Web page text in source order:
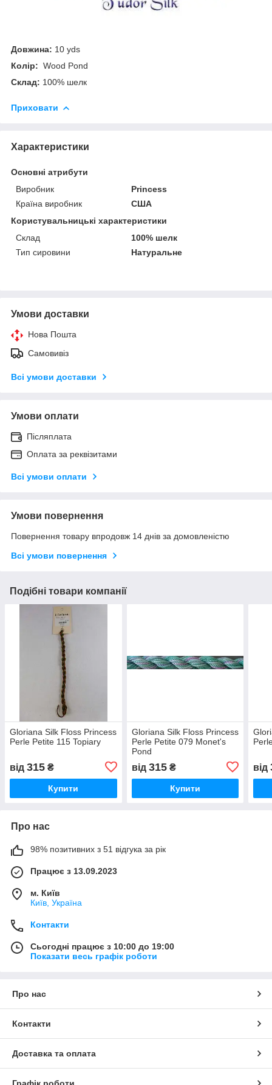
Довжина: 10 yds
Колір: Wood Pond
Склад: 100% шелк
Приховати
Характеристики
Основні атрибути
Виробник
Princess
Країна виробник
США
Користувальницькі характеристики
Склад
100% шелк
Тип сировини
Натуральне
Умови доставки
Нова Пошта
Самовивіз
Всі умови доставки
Умови оплати
Післяплата
Оплата за реквізитами
Всі умови оплати
Умови повернення
Повернення товару впродовж 14 днів за домовленістю
Всі умови повернення
Подібні товари компанії
Gloriana Silk Floss Princess
Perle Petite 115 Topiary
від 315 ₴
Купити
Gloriana Silk Floss Princess
Perle Petite 079 Monet's
Pond
від 315₴
Купити
від
Про нас
98% позитивних з 51 відгука за рік
Працює з 13.09.2023
м. Київ
Київ, Україна
Контакти
Сьогодні працює з 10:00 до 19:00
Показати весь графік роботи
Про нас
Контакти
Доставка та оплата
Графік роботи